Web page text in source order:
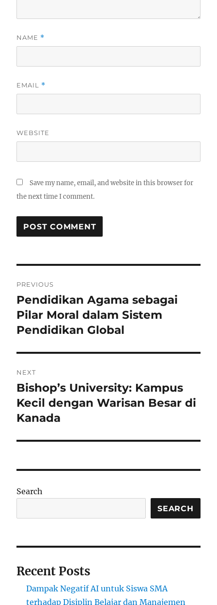
NAME *
EMAIL *
WEBSITE
Save my name, email, and website in this browser for
the next time I comment.
navigation
PREVIOUS
Previous
post:
Pendidikan Agama sebagai
Pilar Moral dalam Sistem
Pendidikan Global
NEXT
Next
post:
Bishop’s University: Kampus
Kecil dengan Warisan Besar di
Kanada
Search
SEARCH
Recent Posts
Dampak Negatif AI untuk Siswa SMA
terhadap Disiplin Belajar dan Manajemen